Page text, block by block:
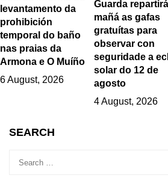
levantamento da
prohibición
temporal do baño
nas praias da
Armona e O Muíño
6 August, 2026
Guarda repartirá
mañá as gafas
gratuítas para
observar con
seguridade a
solar do 12 de
agosto
4 August, 2026
SEARCH